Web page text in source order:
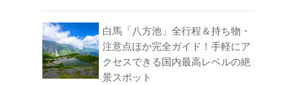
白馬「八方池」全行程＆持ち物・
注意点ほか完全ガイド！手軽にア
クセスできる国内最高レベルの絶
景スポット